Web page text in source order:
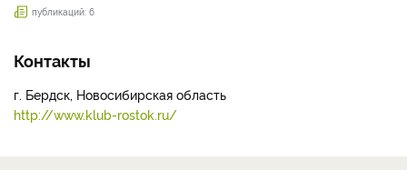
публикаций: 6
Контакты
г. Бердск, Новосибирская область
http://www.klub-rostok.ru/